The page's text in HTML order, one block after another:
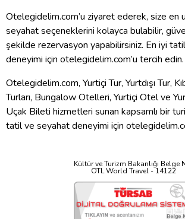
Otelegidelim.com’u ziyaret ederek, size en
seyahat seçeneklerini kolayca bulabilir,
şekilde rezervasyon yapabilirsiniz. En iyi
deneyimi için otelegidelim.com’u tercih edin.
Otelegidelim.com, Yurtiçi Tur, Yurtdışı Tur,
Turları, Bungalow Otelleri, Yurtiçi Otel ve
Uçak Bileti hizmetleri sunan kapsamlı bir
tatil ve seyahat deneyimi için
Kültür ve Turizm Bakanlığı Belge
OTL World Travel - 14122